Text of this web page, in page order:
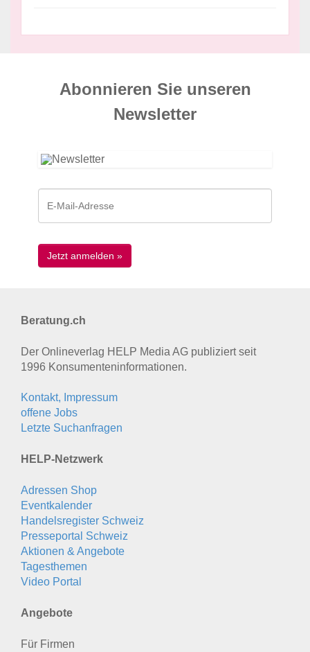
Abonnieren Sie unseren
News­letter
Beratung.ch
Der Onlineverlag HELP Media AG publiziert seit
1996 Konsumenten­informationen.
Kontakt, Impressum
offene Jobs
Letzte Suchanfragen
HELP-Netzwerk
Adressen Shop
Eventkalender
Handelsregister Schweiz
Presseportal Schweiz
Aktionen & Angebote
Tagesthemen
Video Portal
Angebote
Für Firmen